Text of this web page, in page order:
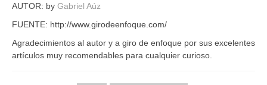
AUTOR: by Gabriel Aúz
FUENTE: http://www.girodeenfoque.com/
Agradecimientos al autor y a giro de enfoque por sus excelentes
artículos muy recomendables para cualquier curioso.